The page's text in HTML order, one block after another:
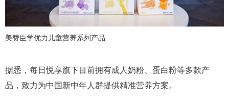
美赞臣学优力儿童营养系列产品
据悉，每日悦享旗下目前拥有成人奶粉、蛋白粉等多款产
品，致力为中国新中年人群提供精准营养方案。